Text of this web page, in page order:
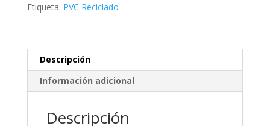
Etiqueta: PVC Reciclado
Descripción
Información adicional
Descripción